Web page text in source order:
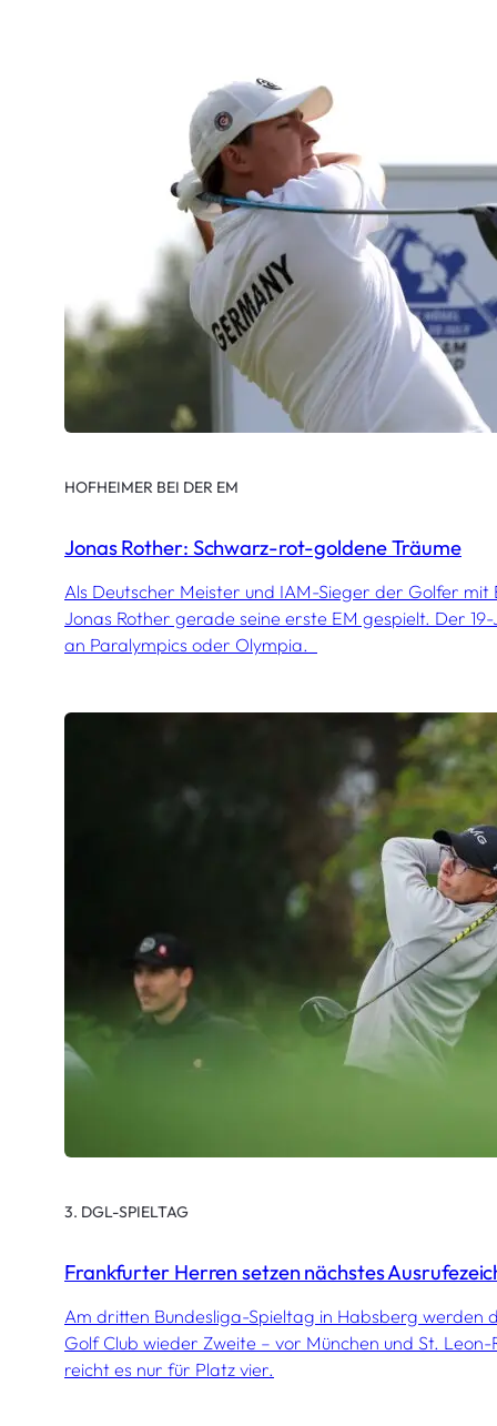
HOFHEIMER BEI DER EM
Jonas Rother: Schwarz-rot-goldene Träume
Als Deutscher Meister und IAM-Sieger der Golfer
Jonas Rother gerade seine erste EM gespielt. Der
an Paralympics oder Olympia.
3. DGL-SPIELTAG
Frankfurter Herren setzen nächstes
Am dritten Bundesliga-Spieltag in Habsberg werden
Golf Club wieder Zweite – vor München und St.
reicht es nur für Platz vier.